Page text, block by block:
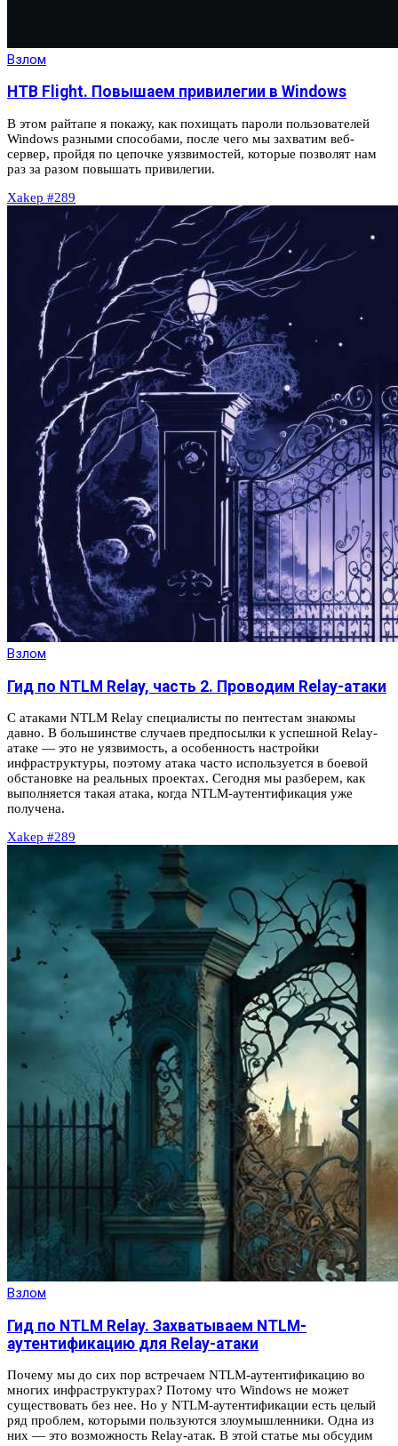
Взлом
HTB Flight. Повышаем привилегии в Windows
В этом райтапе я покажу, как похищать пароли пользователей
Windows разными способами, после чего мы захватим веб-
сервер, пройдя по цепочке уязвимостей, которые позволят нам
раз за разом повышать привилегии.
Xakep #289
Взлом
Гид по NTLM Relay, часть 2. Проводим Relay-атаки
С атаками NTLM Relay специалисты по пентестам знакомы
давно. В большинстве случаев предпосылки к успешной Relay-
атаке — это не уязвимость, а особенность настройки
инфраструктуры, поэтому атака часто используется в боевой
обстановке на реальных проектах. Сегодня мы разберем, как
выполняется такая атака, когда NTLM-аутентификация уже
получена.
Xakep #289
Взлом
Гид по NTLM Relay. Захватываем NTLM-
аутентификацию для Relay-атаки
Почему мы до сих пор встречаем NTLM-аутентификацию во
многих инфраструктурах? Потому что Windows не может
существовать без нее. Но у NTLM-аутентификации есть целый
ряд проблем, которыми пользуются злоумышленники. Одна из
них — это возможность Relay-атак. В этой статье мы обсудим